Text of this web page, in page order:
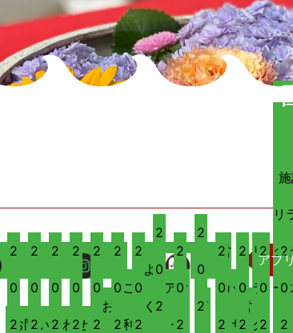
お問い合わせ
お
ご
利
よ
く
アク
セ
イ
営
業
時
営業
カッ
トサ
リ
ラ
ク
リ
ク
ー
ョ
2
0
2
2
0
2
2
0
2
2
0
2
2
0
2
2
0
2
2
0
2
2
0
2
2
0
2
2
0
2
2
0
2
2
0
2
2
0
2
2
0
2
アプ